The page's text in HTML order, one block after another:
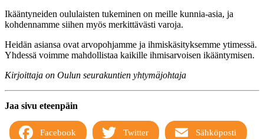
Ikääntyneiden oululaisten tukeminen on meille kunnia-asia, ja
kohdennamme siihen myös merkittävästi varoja.
Heidän asiansa ovat arvopohjamme ja ihmiskäsityksemme ytimessä.
Yhdessä voimme mahdollistaa kaikille ihmisarvoisen ikääntymisen.
Kirjoittaja on Oulun seurakuntien yhtymäjohtaja
Jaa sivu eteenpäin
Facebook Twitter Sähköposti